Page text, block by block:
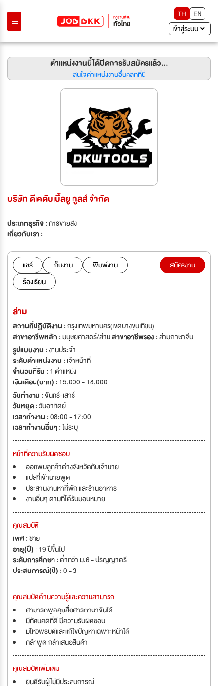
TH
EN
เข้าสู่ระบบ
ตำแหน่งงานนี้ได้ปิดการรับสมัครแล้ว...
สนใจตำแหน่งงานอื่นคลิกที่นี่
บริษัท ดีเคดับเบิ้ลยู ทูลส์ จำกัด
ประเภทธุรกิจ :การขายส่ง
เกี่ยวกับเรา :
แชร์ เก็บงาน
พิมพ์งาน
ร้องเรียน
สมัครงาน
ล่าม
สถานที่ปฏิบัติงาน :กรุงเทพมหานคร(เขตบางขุนเทียน)
สาขาอาชีพหลัก :มนุษยศาสตร์/ล่ามสาขาอาชีพรอง :ล่ามภาษาจีน
รูปแบบงาน :งานประจำ
ระดับตำแหน่งงาน : เจ้าหน้าที่
จำนวนที่รับ : 1 ตำแหน่ง
เงินเดือน(บาท) : 15,000 - 18,000
วันทำงาน :จันทร์-เสาร์
วันหยุด :วันอาทิตย์
เวลาทำงาน :08:00 - 17:00
เวลาทำงานอื่นๆ :ไม่ระบุ
หน้าที่ความรับผิดชอบ
ออกพบลูกค้าต่างจังหวัดกับเจ้านาย
แปลที่เจ้านายพูด
ประสานงานหาที่พัก และร้านอาหาร
งานอื่นๆ ตามที่ได้รับมอบหมาย
คุณสมบัติ
เพศ :ชาย
อายุ(ปี) : 19 ปีขึ้นไป
ระดับการศึกษา :ต่ำกว่า ม.6 - ปริญญาตรี
ประสบการณ์(ปี) :0 - 3
คุณสมบัติด้านความรู้และความสามารถ
สามารถพูดคุยสื่อสารภาษาจีนได้
มีทัศนคติที่ดี มีความรับผิดชอบ
มีไหวพริบดีและแก้ไขปัญหาเฉพาะหน้าได้
กล้าพูด กล้าเสนอสินค้า
คุณสมบัติเพิ่มเติม
ยินดีรับผู้ไม่มีประสบการณ์